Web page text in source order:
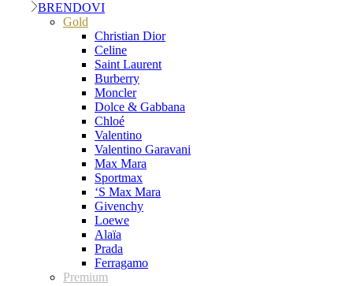
BRENDOVI
Gold
Christian Dior
Celine
Saint Laurent
Burberry
Moncler
Dolce & Gabbana
Chloé
Valentino
Valentino Garavani
Max Mara
Sportmax
‘S Max Mara
Givenchy
Loewe
Alaïa
Prada
Ferragamo
Premium